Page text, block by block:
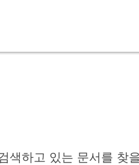
색하고 있는 문서를 찾